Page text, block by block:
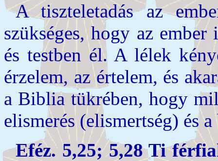
A tiszteletadás az
szükséges, hogy az
és testben él. A lélek
érzelem, az értelem, és
a Biblia tükrében, hogy
elismerés (elismertség) és
Eféz. 5,25; 5,28 Ti